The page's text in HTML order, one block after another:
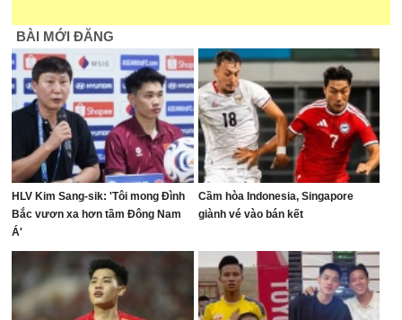
BÀI MỚI ĐĂNG
HLV Kim Sang-sik: 'Tôi mong Đình
Bắc vươn xa hơn tầm Đông Nam
Á'
Cầm hòa Indonesia, Singapore
giành vé vào bán kết